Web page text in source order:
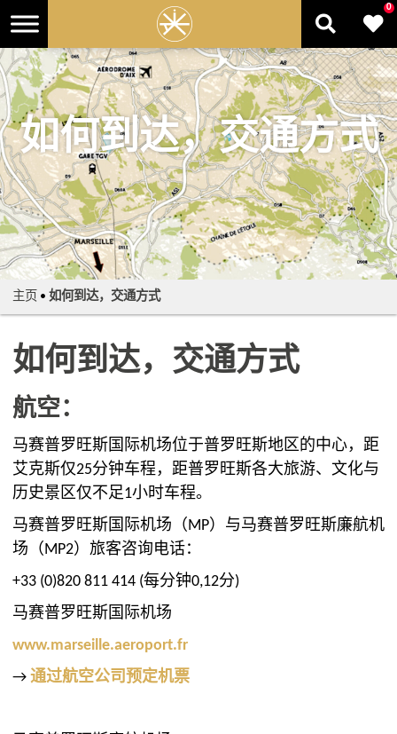
如何到达，交通方式
0
主页 • 如何到达，交通方式
如何到达，交通方式
航空：
马赛普罗旺斯国际机场位于普罗旺斯地区的中心，距
艾克斯仅25分钟车程，距普罗旺斯各大旅游、文化与
历史景区仅不足1小时车程。
马赛普罗旺斯国际机场（MP）与马赛普罗旺斯廉航机
场（MP2）旅客咨询电话：
+33 (0)820 811 414 (每分钟0,12分)
马赛普罗旺斯国际机场
www.marseille.aeroport.fr
→ 通过航空公司预定机票